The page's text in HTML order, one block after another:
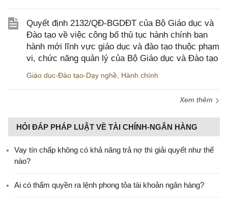
Quyết định 2132/QĐ-BGDĐT của Bộ Giáo dục và
Đào tạo về việc công bố thủ tục hành chính ban
hành mới lĩnh vực giáo dục và đào tạo thuộc phạm
vi, chức năng quản lý của Bộ Giáo dục và Đào tạo
Giáo dục-Đào tạo-Dạy nghề, Hành chính
Xem thêm
HỎI ĐÁP PHÁP LUẬT VỀ TÀI CHÍNH-NGÂN HÀNG
Vay tín chấp không có khả năng trả nợ thì giải quyết như thế
nào?
Ai có thẩm quyền ra lệnh phong tỏa tài khoản ngân hàng?